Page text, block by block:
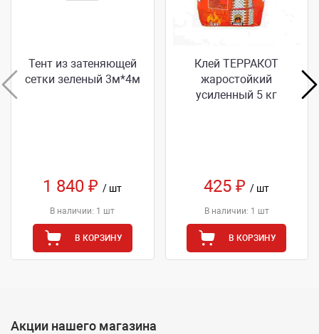
Тент из затеняющей
сетки зеленый 3м*4м
1 840 ₽/ шт
В наличии: 1 шт
В КОРЗИНУ
Клей ТЕРРАКОТ
жаростойкий
усиленный 5 кг
425 ₽/ шт
В наличии: 1 шт
В КОРЗИНУ
Акции нашего магазина